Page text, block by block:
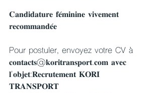
𝐂𝐚𝐧𝐝𝐢𝐝𝐚𝐭𝐮𝐫𝐞 𝐟𝐞́𝐦𝐢𝐧𝐢𝐧𝐞 𝐯𝐢𝐯𝐞𝐦𝐞𝐧𝐭
𝐫𝐞𝐜𝐨𝐦𝐦𝐚𝐧𝐝𝐞́𝐞
Pour postuler, envoyez votre CV à
𝐜𝐨𝐧𝐭𝐚𝐜𝐭𝐬@𝐤𝐨𝐫𝐢𝐭𝐫𝐚𝐧𝐬𝐩𝐨𝐫𝐭.𝐜𝐨𝐦 𝐚𝐯𝐞𝐜
𝐥'𝐨𝐛𝐣𝐞𝐭:𝐑𝐞𝐜𝐫𝐮𝐭𝐞𝐦𝐞𝐧𝐭 𝐊𝐎𝐑𝐈
𝐓𝐑𝐀𝐍𝐒𝐏𝐎𝐑𝐓